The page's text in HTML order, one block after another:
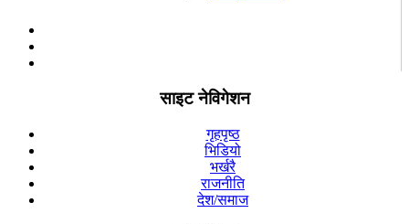
साइट नेविगेशन
गृहपृष्ठ
भिडियो
भर्खरै
राजनीति
देश/समाज